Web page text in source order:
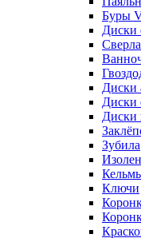
Буры
Диски
Диски
Диски
Диски
Зубила
Ключи